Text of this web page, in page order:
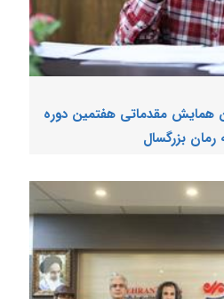
مقدماتی هفتمین دوره
رمان بزرگسال